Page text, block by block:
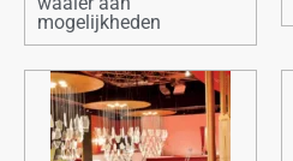
mogelijkheden